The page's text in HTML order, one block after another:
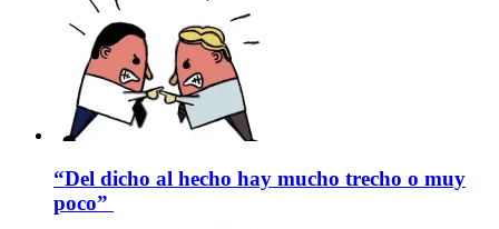
“Del dicho al hecho hay mucho trecho o muy
poco”